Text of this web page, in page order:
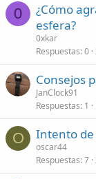
0
¿Cómo
esfera?
0xkar
Respuestas 0
Consejos
JanClock91
Respuestas 1
O Intento de
oscar44
Respuestas 7